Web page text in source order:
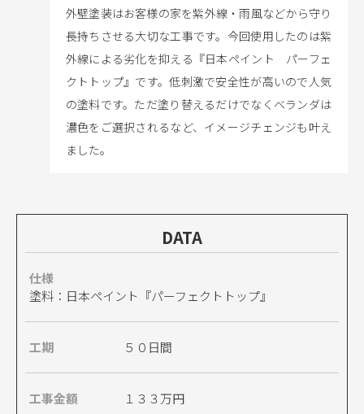
外壁塗装はお客様の家を紫外線・雨風などから守り
長持ちさせる大切な工事です。今回使用したのは紫
外線による劣化を抑える『日本ペイント パーフェ
クトトップ』です。低刺激で安全性が高いので人気
の塗料です。ただ塗り替えるだけでなくベランダは
濃色をご選択されるなど、イメージチェンジも叶え
ました。
DATA
仕様
塗料：日本ペイント『パーフェクトトップ』
工期 ５０日間
工事金額 １３３万円